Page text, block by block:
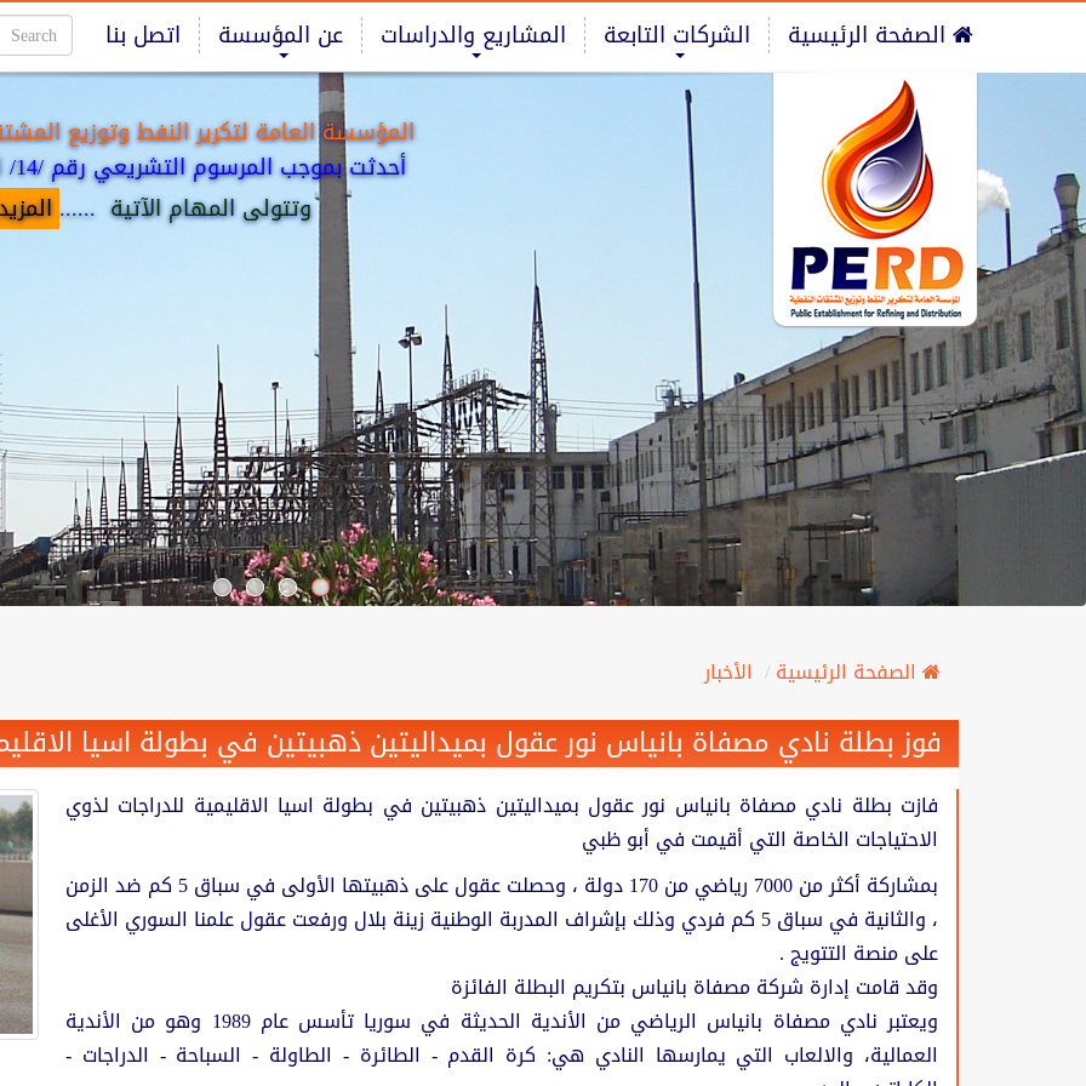
الصفحة الرئيسية الشركات التابعة المشاريع والدراسات عن المؤسسة اتصل بنا
المؤسسة العامة لتكرير النفط وتوزيع
أحدثت بموجب المرسوم التشريعي رقم /14/ لعام 2009.
وتتولى المهام الآتية......
الصفحة الرئيسية الأخبار
فوز بطلة نادي مصفاة بانياس نور عقول بميداليتين ذهبيتين في بطولة اسيا
فازت بطلة نادي مصفاة بانياس نور عقول بميداليتين ذهبيتين في بطولة اسيا الاقليمية للدراجات لذوي
الاحتياجات الخاصة التي أقيمت في أبو ظبي
بمشاركة أكثر من 7000 رياضي من 170 دولة ، وحصلت عقول على ذهبيتها الأولى في سباق 5 كم ضد الزمن
، والثانية في سباق 5 كم فردي وذلك بإشراف المدربة الوطنية زينة بلال ورفعت عقول علمنا السوري الأغلى
على منصة التتويج .
وقد قامت إدارة شركة مصفاة بانياس بتكريم البطلة الفائزة
ويعتبر نادي مصفاة بانياس الرياضي من الأندية الحديثة في سوريا تأسس عام 1989 وهو من الأندية
العمالية، والالعاب التي يمارسها النادي هي: كرة القدم - الطائرة - الطاولة - السباحة - الدراجات -